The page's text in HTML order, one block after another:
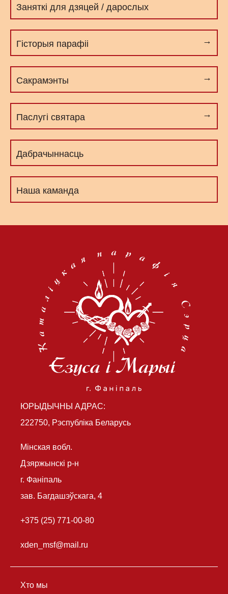
Заняткі для дзяцей / дарослых
Гісторыя парафіі
Сакрамэнты
Паслугі cвятара
Дабрачыннасць
Наша каманда
ЮРЫДЫЧНЫ АДРАС:
222750, Рэспубліка Беларусь
Мінская вобл.
Дзяржынскі р-н
г. Фаніпаль
зав. Багдашэўскага, 4
+375 (25) 771-00-80
xden_msf@mail.ru
Хто мы